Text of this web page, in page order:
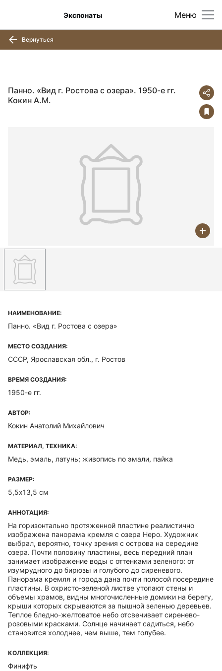
Меню
Экспонаты
Вернуться
Панно. «Вид г. Ростова с озера». 1950-е гг.
Кокин А.М.
НАИМЕНОВАНИЕ:
Панно. «Вид г. Ростова с озера»
МЕСТО СОЗДАНИЯ:
СССР, Ярославская обл., г. Ростов
ВРЕМЯ СОЗДАНИЯ:
1950-е гг.
АВТОР:
Кокин Анатолий Михайлович
МАТЕРИАЛ, ТЕХНИКА:
Медь, эмаль, латунь; живопись по эмали, пайка
РАЗМЕР:
5,5х13,5 см
АННОТАЦИЯ:
На горизонтально протяженной пластине реалистично
изображена панорама кремля с озера Неро. Художник
выбрал, вероятно, точку зрения с острова на середине
озера. Почти половину пластины, весь передний план
занимает изображение воды с оттенками зеленого: от
изумрудного до бирюзы и голубого до сиреневого.
Панорама кремля и города дана почти полосой посередине
пластины. В охристо-зеленой листве утопают стены и
объемы храмов, видны многочисленные домики на берегу,
крыши которых скрываются за пышной зеленью деревьев.
Теплое бледно-желтоватое небо отсвечивает сиренево-
розовыми красками. Солнце начинает садиться, небо
становится холоднее, чем выше, тем голубее.
КОЛЛЕКЦИЯ:
Финифть